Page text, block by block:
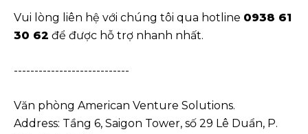
Vui lòng liên hệ với chúng tôi qua hotline 0938 61
30 62 để được hỗ trợ nhanh nhất.
----------------------------
Văn phòng American Venture Solutions.
Address: Tầng 6, Saigon Tower, số 29 Lê Duẩn, P.